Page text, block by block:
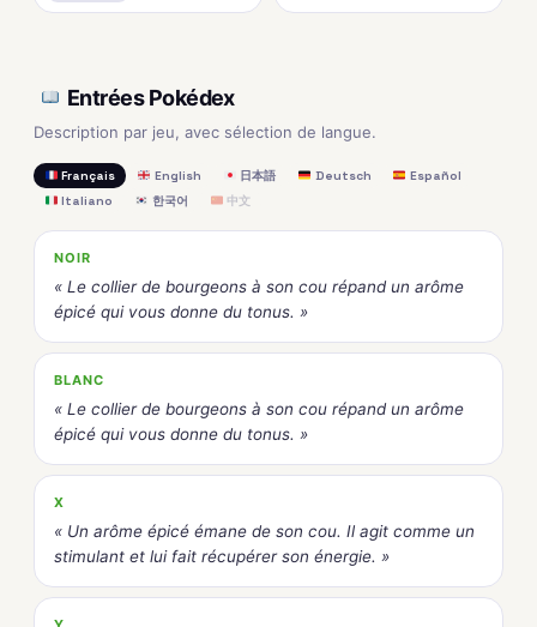
Entrées Pokédex
Description par jeu, avec sélection de langue.
Français English 日本語 Deutsch
Español
Italiano
한국어 中文
NOIR
« Le collier de bourgeons à son cou répand un arôme
épicé qui vous donne du tonus. »
BLANC
« Le collier de bourgeons à son cou répand un arôme
épicé qui vous donne du tonus. »
X
« Un arôme épicé émane de son cou. Il agit comme un
stimulant et lui fait récupérer son énergie. »